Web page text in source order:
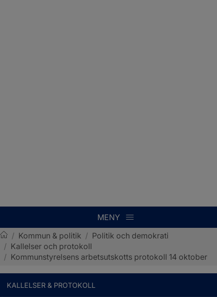
MENY
Sotenäs kommun
/ Kommun & politik / Politik och demokrati
/ Kallelser och protokoll
/ Kommunstyrelsens arbetsutskotts protokoll 14 oktober
KALLELSER & PROTOKOLL